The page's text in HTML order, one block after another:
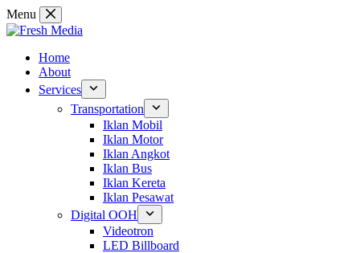
Skip
to
Menu
Home
About
Services
Transportation
Iklan Mobil
Iklan Motor
Iklan Angkot
Iklan Bus
Iklan Kereta
Iklan Pesawat
Digital OOH
Videotron
LED Billboard